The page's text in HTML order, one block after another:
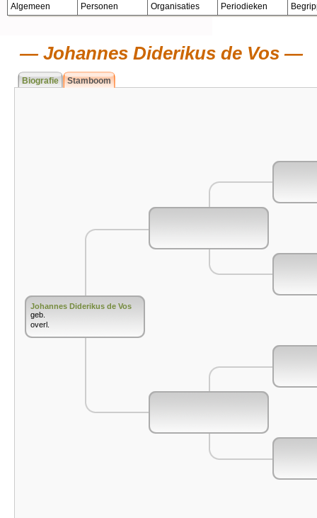
Algemeen Personen Organisaties Periodieken
Johannes Diderikus de Vos
Biografie Stamboom
Johannes Diderikus de Vos
geb.
overl.